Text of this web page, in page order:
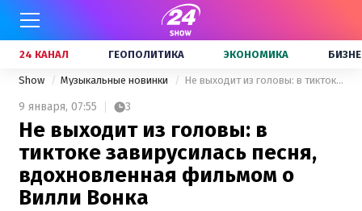
24 КАНАЛ ГЕОПОЛИТИКА ЭКОНОМИКА
Show Музыкальные новинки Не выходит из головы: в тиктоке завирусилась песня, вдохновленная фильмом о Вилли Вонка
9 января, 07:55 3
Не выходит из головы: в
тиктоке завирусилась песня,
вдохновленная фильмом о
Вилли Вонка